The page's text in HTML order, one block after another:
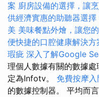
案 廚房設備的選擇，讓
供經濟實惠的助聽器選擇
美 美味餐點外燴，讓您
便快捷的口腔健康解決方
瑕疵 深入了解Google
理個人數據有關的數據
定為Infotv。 免費按摩入
的數據控制器。 平均而